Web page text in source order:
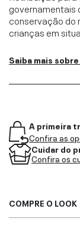
governamentais
conservação do
crianças em
Saiba mais
A primeira
Confira as
Cuidar do
Confira os
COMPRE O LOOK